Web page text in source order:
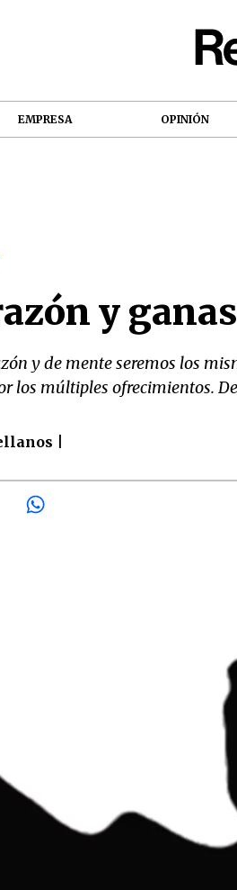
EMPRESA OPINIÓN
y ganas
y de mente seremos los
los múltiples ofrecimientos.
|